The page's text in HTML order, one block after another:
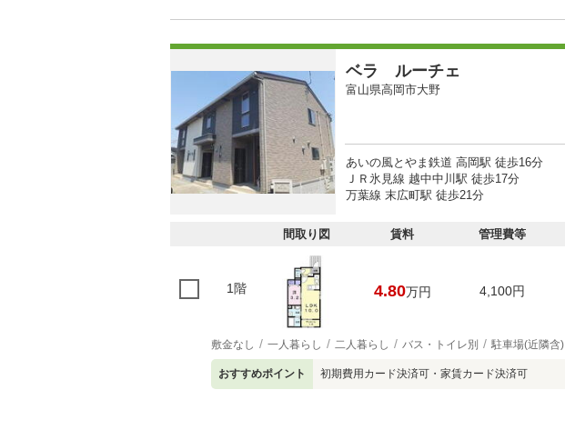
ベラ ルーチェ
富山県高岡市大野
あいの風とやま鉄道 高岡駅 徒歩16分
ＪＲ氷見線 越中中川駅 徒歩17分
万葉線 末広町駅 徒歩21分
間取り図 賃料 管理費等
1階 4.80万円 4,100円
敷金なし 一人暮らし 二人暮らし バス・トイレ別 駐車場(近隣含)
おすすめポイント 初期費用カード決済可・家賃カード決済可